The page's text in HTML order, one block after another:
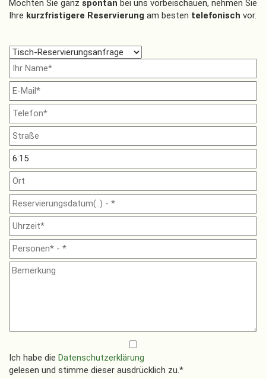
Möchten Sie ganz spontan bei uns vorbeischauen, nehmen Sie
Ihre kurzfristigere Reservierung am besten telefonisch vor.
Ich habe die Datenschutzerklärung
gelesen und stimme dieser ausdrücklich zu.*